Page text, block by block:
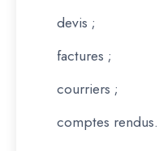
devis ;
factures ;
courriers ;
comptes rendus.